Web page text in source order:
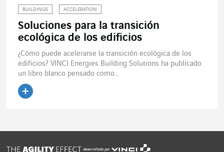
BUILDINGS ACCELERATION
Soluciones para la transición
ecológica de los edificios
¿Cómo puede acelerarse la transición ecológica de los
edificios? VINCI Energies Building Solutions ha publicado
un libro blanco pensado como...
desarrollado por